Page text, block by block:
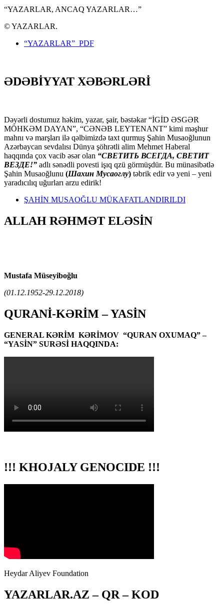
“YAZARLAR, ANCAQ YAZARLAR…”
© YAZARLAR.
“YAZARLAR” PDF
ƏDƏBİYYAT XƏBƏRLƏRİ
Dəyərli dostumuz həkim, yazar, şair, bəstəkar “İGİD ƏSGƏR
MÖHKƏM DAYAN”, “CƏNƏB LEYTENANT” kimi məşhur
mahnı və marşları ilə qəlbimizdə taxt qurmuş Şahin Musaoğlunun
Azərbaycan sevdalısı Dünya şöhrətli alim Mehmet Haberal
haqqında çox vacib əsər olan “СВЕТИТЬ ВСЕГДА, СВЕТИТ
ВЕЗДЕ!” adlı sənədli povesti işıq qzü görmüşdür. Bu münasibətlə
Şahin Musaoğlunu (Шахин Мусаоглу) təbrik edir və yeni – yeni
yaradıcılıq uğurları arzu edirik!
ŞAHİN MUSAOĞLU MÜKAFATLANDIRILDI
ALLAH RƏHMƏT ELƏSİN
Mustafa Müseyiboğlu
(01.12.1952-29.12.2018)
QURANİ-KƏRİM – YASİN
GENERAL KƏRİM KƏRİMOV “QURAN OXUMAQ” –
“YASİN” SURƏSİ HAQQINDA:
!!! KHOJALY GENOCIDE !!!
Heydar Aliyev Foundation
YAZARLAR.AZ – QR – KOD